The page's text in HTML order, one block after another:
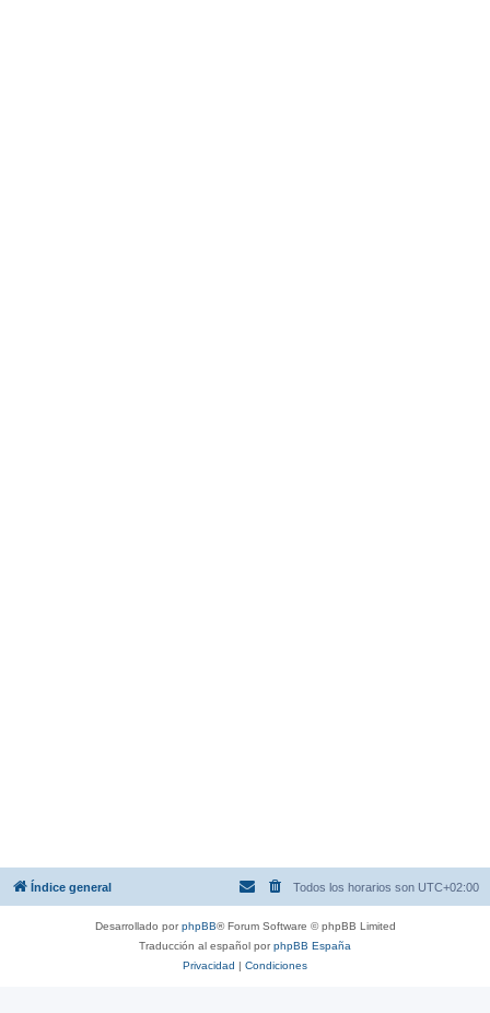
Índice general Todos los horarios son UTC+02:00
Desarrollado porphpBB® Forum Software © phpBB Limited
Traducción al español porphpBB España
Privacidad | Condiciones